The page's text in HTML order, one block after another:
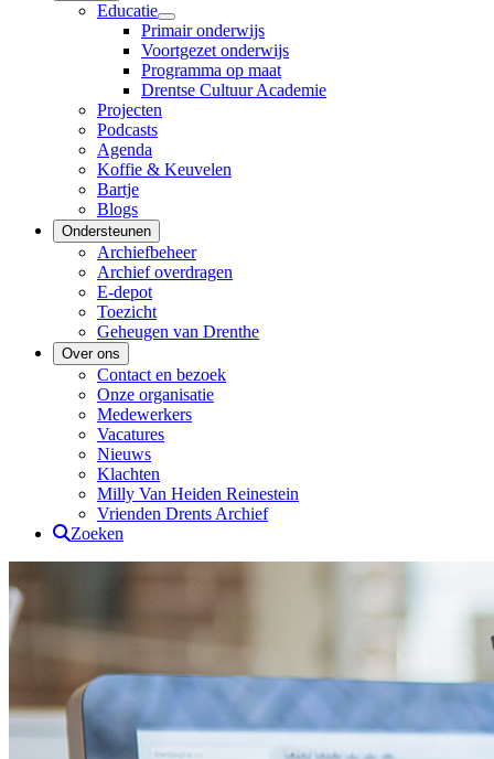
Educatie
Primair onderwijs
Voortgezet onderwijs
Programma op maat
Drentse Cultuur Academie
Projecten
Podcasts
Agenda
Koffie & Keuvelen
Bartje
Blogs
Ondersteunen
Archiefbeheer
Archief overdragen
E-depot
Toezicht
Geheugen van Drenthe
Over ons
Contact en bezoek
Onze organisatie
Medewerkers
Vacatures
Nieuws
Klachten
Milly Van Heiden Reinestein
Vrienden Drents Archief
Zoeken
Drents Archief